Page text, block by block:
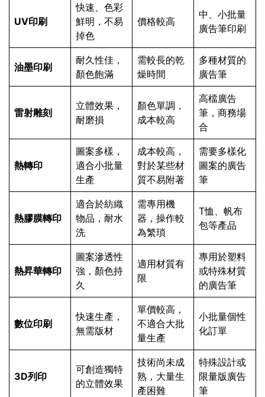
UV印刷
快速、色彩
鮮明，不易
掉色
價格較高
中、小批量
廣告筆印刷
油墨印刷
耐久性佳，
顏色飽滿
需較長的乾
燥時間
多種材質的
廣告筆
雷射雕刻
立體效果，
耐磨損
顏色單調，
成本較高
高檔廣告
筆，商務場
合
熱轉印
圖案多樣，
適合小批量
生產
成本較高，
對於某些材
質不易附著
需要多樣化
圖案的廣告
筆
熱膠膜轉印
適合於紡織
物品，耐水
洗
需專用機
器，操作較
為繁瑣
T恤、帆布
包等產品
熱昇華轉印
圖案滲透性
強，顏色持
久
適用材質有
限
專用於塑料
或特殊材質
的廣告筆
數位印刷
快速生產，
無需版材
單價較高，
不適合大批
量生產
小批量個性
化訂單
3D列印
可創造獨特
的立體效果
技術尚未成
熟，大量生
產困難
特殊設計或
限量版廣告
筆